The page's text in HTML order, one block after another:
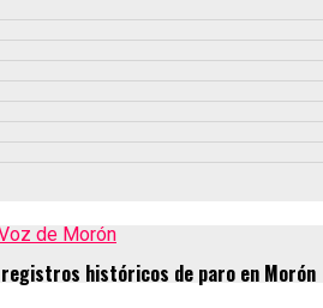
históricos de paro en Morón